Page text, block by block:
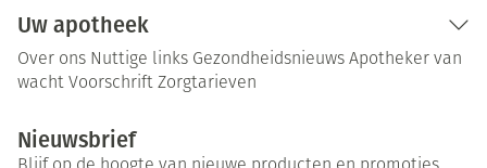
Uw apotheek
Over ons Nuttige links Gezondheidsnieuws Apotheker van
wacht Voorschrift Zorgtarieven
Nieuwsbrief